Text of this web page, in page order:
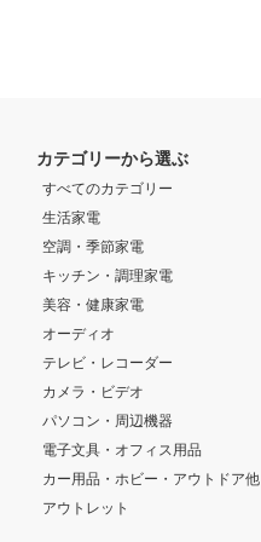
カテゴリーから選ぶ
すべてのカテゴリー
生活家電
空調・季節家電
キッチン・調理家電
美容・健康家電
オーディオ
テレビ・レコーダー
カメラ・ビデオ
パソコン・周辺機器
電子文具・オフィス用品
カー用品・ホビー・アウトドア他
アウトレット